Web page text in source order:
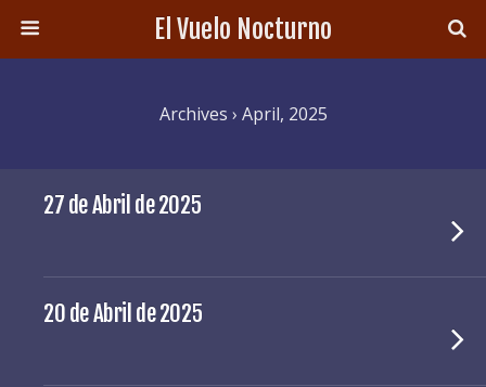
El Vuelo Nocturno
Archives › April, 2025
27 de Abril de 2025
20 de Abril de 2025